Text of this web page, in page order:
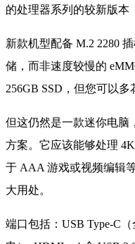
的处理器系列的较新版本
新款机型配备 M.2 2280
储，而非速度较慢的
256GB SSD，但您可以多
但这仍然是一款迷你电脑
方案。它应该能够处理
于 AAA 游戏或视频编辑
大用处。
端口包括：USB Type-C